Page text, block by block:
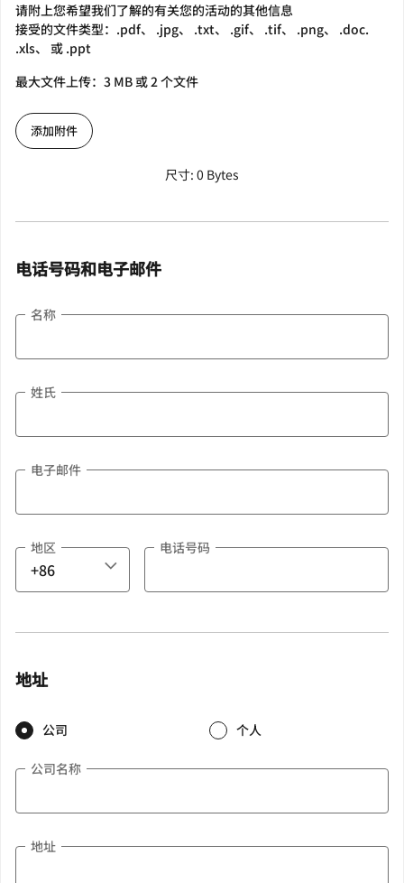
请附上您希望我们了解的有关您的活动的其他信息
接受的文件类型：.pdf、 .jpg、 .txt、 .gif、 .tif、 .png、 .doc.
.xls、 或 .ppt
最大文件上传：3 MB 或 2 个文件
添加附件
尺寸: 0 Bytes
电话号码和电子邮件
名称
姓氏
电子邮件
地区 电话号码
地址
公司 个人
公司名称
地址